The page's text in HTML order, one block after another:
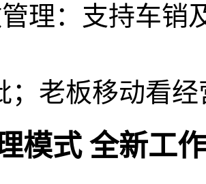
理：支持车销
；老板移动看经
模式 全新工